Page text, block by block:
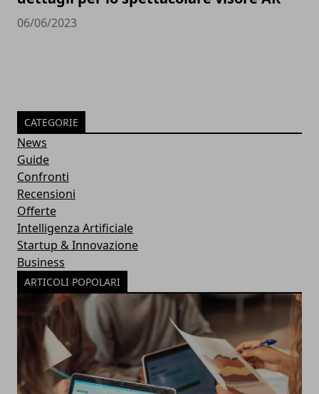
06/06/2023
CATEGORIE
News
Guide
Confronti
Recensioni
Offerte
Intelligenza Artificiale
Startup & Innovazione
Business
ARTICOLI POPOLARI